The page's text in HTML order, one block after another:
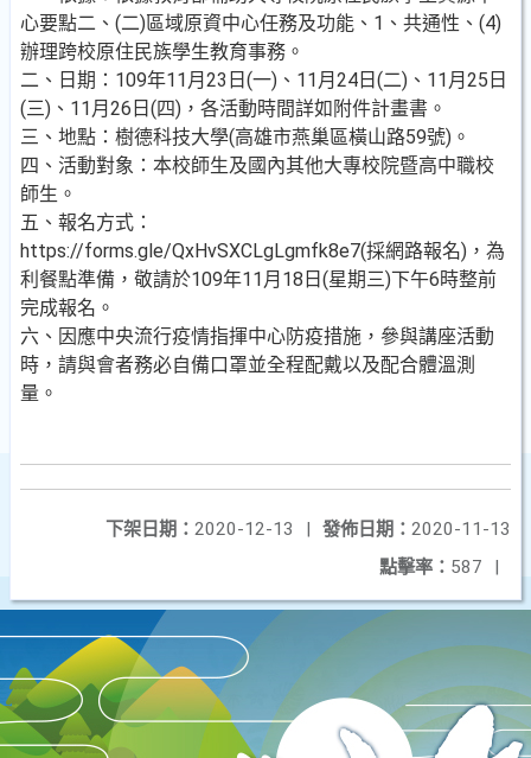
心要點二、(二)區域原資中心任務及功能、1、共通性、(4)
辦理跨校原住民族學生教育事務。
二、日期：109年11月23日(一)、11月24日(二)、11月25日
(三)、11月26日(四)，各活動時間詳如附件計畫書。
三、地點：樹德科技大學(高雄市燕巢區橫山路59號)。
四、活動對象：本校師生及國內其他大專校院暨高中職校
師生。
五、報名方式：
https://forms.gle/QxHvSXCLgLgmfk8e7(採網路報名)，為
利餐點準備，敬請於109年11月18日(星期三)下午6時整前
完成報名。
六、因應中央流行疫情指揮中心防疫措施，參與講座活動
時，請與會者務必自備口罩並全程配戴以及配合體溫測
量。
發佈日期： 2020-11-13
下架日期： 2020-12-13
|
點擊率： 587 |